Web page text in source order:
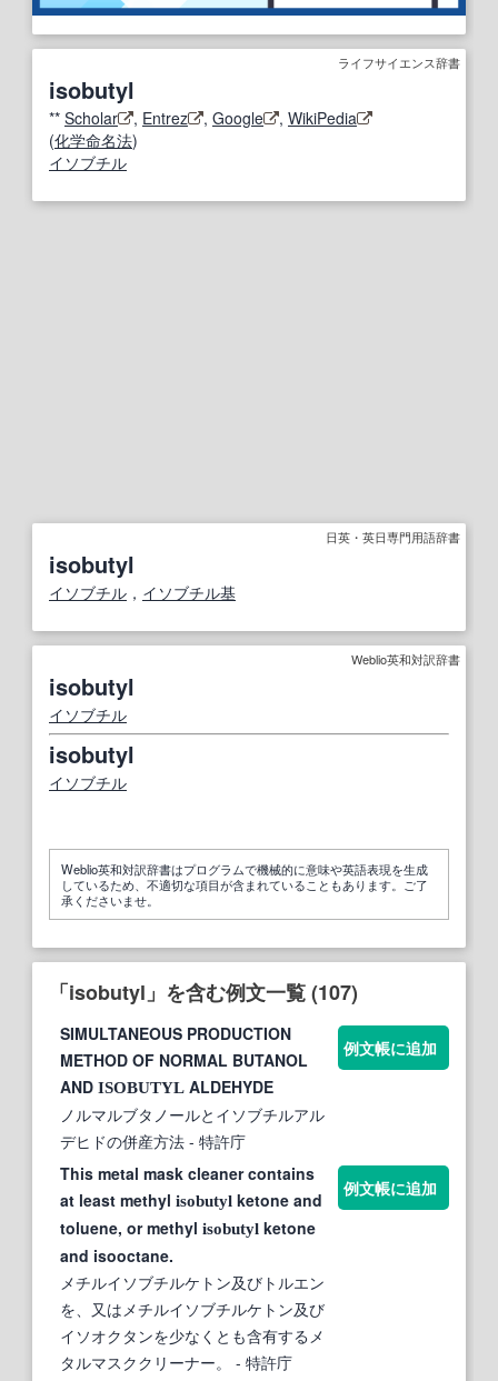
ライフサイエンス辞書
isobutyl
** Scholar , Entrez , Google , WikiPedia
(化学命名法)
イソブチル
日英・英日専門用語辞書
isobutyl
イソブチル ， イソブチル基
Weblio英和対訳辞書
isobutyl
イソブチル
isobutyl
イソブチル
Weblio英和対訳辞書はプログラムで機械的に意味や英語表現を生成
しているため、不適切な項目が含まれていることもあります。ご了
承くださいませ。
「isobutyl」を含む例文一覧 (107)
SIMULTANEOUS PRODUCTION
METHOD OF NORMAL BUTANOL
AND ISOBUTYL ALDEHYDE
ノルマルブタノールとイソブチルアル
デヒドの併産方法 - 特許庁
例文帳に追加
This metal mask cleaner contains
at least methyl isobutyl ketone and
toluene, or methyl isobutyl ketone
and isooctane.
メチルイソブチルケトン及びトルエン
を、又はメチルイソブチルケトン及び
イソオクタンを少なくとも含有するメ
タルマスククリーナー。
- 特許庁
例文帳に追加